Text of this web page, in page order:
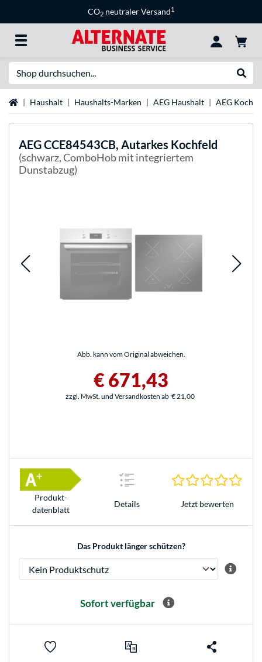
CO2 neutraler Versand1
StartseiteHaushalt Haushalts-Marken AEG Haushalt AEG
AEGCCE84543CB, Autarkes Kochfeld
(schwarz, ComboHob mit integriertem
Dunstabzug)
Abb. kann vom Original abweichen.
€ 671,43
zzgl. MwSt. und Versandkosten ab € 21,00
Produkt­
datenblatt
Details Jetzt bewerten
Das Produkt länger schützen?
Sofort verfügbar